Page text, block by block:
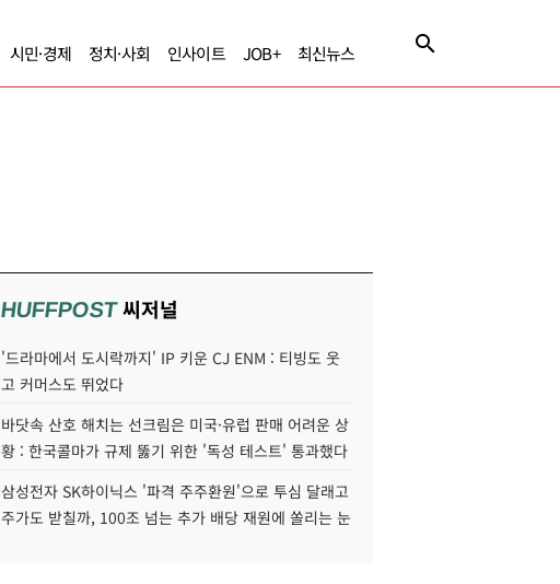
시민·경제 정치·사회 인사이트 JOB+ 최신뉴스
HUFFPOST씨저널
'드라마에서 도시락까지' IP 키운 CJ ENM : 티빙도 웃
고 커머스도 뛰었다
바닷속 산호 해치는 선크림은 미국·유럽 판매 어려운 상
황 : 한국콜마가 규제 뚫기 위한 '독성 테스트' 통과했다
삼성전자 SK하이닉스 '파격 주주환원'으로 투심 달래고
주가도 받칠까, 100조 넘는 추가 배당 재원에 쏠리는 눈